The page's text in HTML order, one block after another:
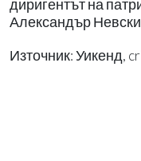
диригентът на
Александър
Източник: Уикенд,